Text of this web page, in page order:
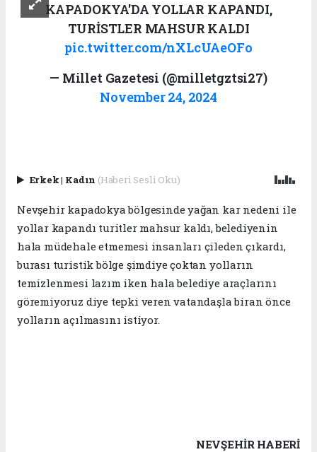
KAPADOKYA'DA YOLLAR KAPANDI,
TURİSTLER MAHSUR KALDI
pic.twitter.com/nXLcUAeOFo
— Millet Gazetesi (@milletgztsi27)
November 24, 2024
Erkek| Kadın (Haberi Sesli Oku)
Nevşehir kapadokya bölgesinde yağan kar nedeni ile
yollar kapandı turitler mahsur kaldı, belediyenin
hala müdehale etmemesi insanları çileden çıkardı,
burası turistik bölge şimdiye çoktan yolların
temizlenmesi lazım iken hala belediye araçlarını
göremiyoruz diye tepki veren vatandaşla biran önce
yolların açılmasını istiyor.
NEVŞEHIR HABERİ